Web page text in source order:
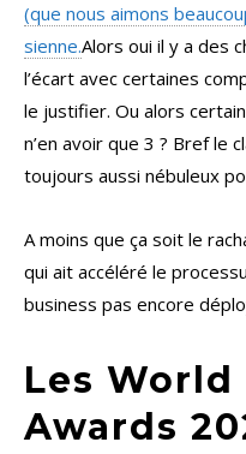
(que nous aimons
sienne.Alors oui il y a des
l’écart avec certaines
le justifier. Ou alors
n’en avoir que 3 ? Bref le
toujours aussi nébuleux
A moins que ça soit le
qui ait accéléré le
business pas encore
Les World
Awards